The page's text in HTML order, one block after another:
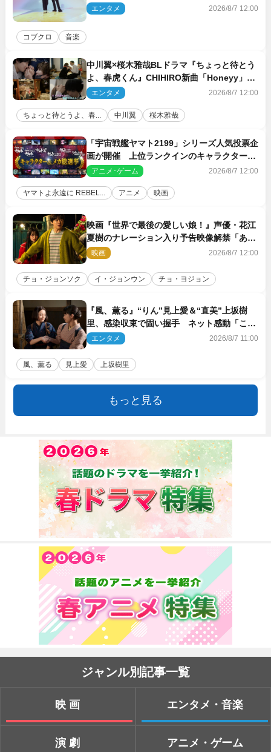
コンセプトアルバムを“花の日”に配信リリー
ス
エンタメ 2026/8/7 12:00
コブクロ 音楽
中川翼×桜木雅哉BLドラマ『ちょっと待とう
よ、春虎くん』CHIHIRO新曲「Honeyy」が
ED主題歌に決定！
エンタメ 2026/8/7 12:00
ちょっと待とうよ、春... 中川翼 桜木雅哉
「宇宙戦艦ヤマト2199」シリーズ人気投票企
画が開催 上位ランクインのキャラクター＆
メカは新規描き下ろしイラストを制作
アニメ･ゲーム 2026/8/7 12:00
ヤマトよ永遠に REBEL... アニメ 映画
映画『世界で最後の愛しい娘！』声優・花江
夏樹のナレーション入り予告映像解禁「あふ
れ出る温かさに涙が止まらない！」
映画 2026/8/7 12:00
チョ・ジョンソク イ・ジョンウン チョ・ヨジョン
『風、薫る』“りん”見上愛＆“直美”上坂樹
里、感染収束で固い握手 ネット感動「この
バディは最強」「アツい」
エンタメ 2026/8/7 11:00
風、薫る 見上愛 上坂樹里
もっと見る
ジャンル別記事一覧
映画
演劇
エンタメ・音楽
アニメ・ゲーム